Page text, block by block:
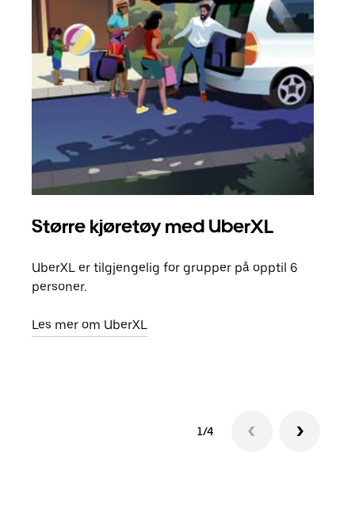
Større kjøretøy med UberXL
UberXL er tilgjengelig for grupper på opptil 6
personer.
Les mer om UberXL
1/4